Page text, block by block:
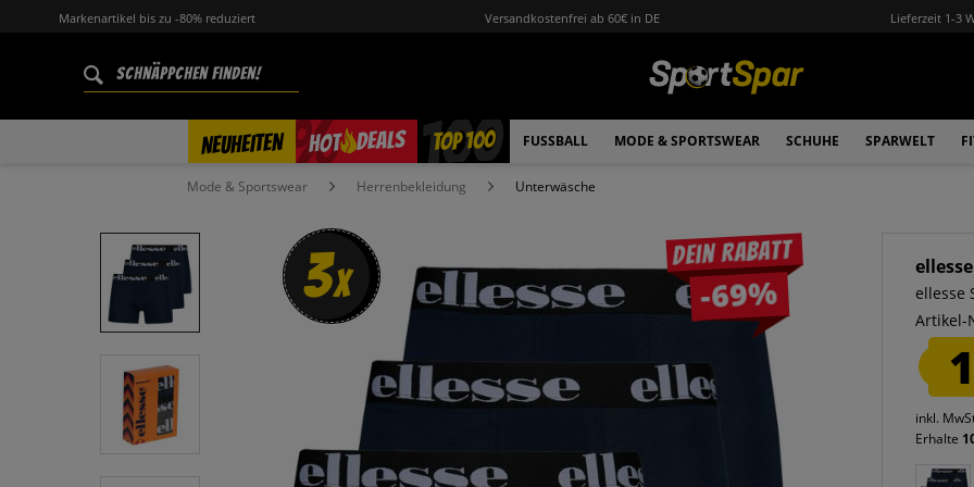
Markenartikel bis zu -80% reduziert Versandkostenfrei ab 60€ in DE Lieferzeit 1-3
NEUHEITEN HOT DEALS
% TOP 100 FUSSBALL MODE & SPORTSWEAR SCHUHE SPARWELT
Mode & Sportswear Herrenbekleidung Unterwäsche
Dein Rabatt
-69%
3x ellesse
ellesse
Artikel-
inkl.
Erhalte